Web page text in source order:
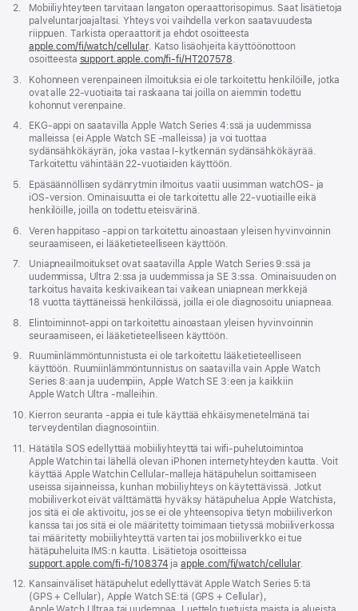
Alaviite
2.
Mobiiliyhteyteen tarvitaan langaton operaattorisopimus. Saat lisätietoja
palveluntarjoajaltasi. Yhteys voi vaihdella verkon saatavuudesta
riippuen. Tarkista operaattorit ja ehdot osoitteesta
apple.com/fi/watch/cellular. Katso lisäohjeita käyttöön­ottoon
osoitteesta support.apple.com/fi-fi/HT207578(Avautuu
ikkunaan)
.
Alaviite
3.
Kohonneen verenpaineen ilmoituksia ei ole tarkoitettu henkilöille, jotka
ovat alle 22-vuotiaita tai raskaana tai joilla on aiemmin todettu
kohonnut verenpaine.
Alaviite
4.
EKG-appi on saatavilla Apple Watch Series 4:ssä ja uudemmissa
malleissa (ei Apple Watch SE -malleissa) ja voi tuottaa
sydänsähkökäyrän, joka vastaa I-kytkennän sydänsähkökäyrää.
Tarkoitettu vähintään 22-vuotiaiden käyttöön.
Alaviite
5.
Epäsäännöllisen sydänrytmin ilmoitus vaatii uusimman watchOS‑ ja
iOS-version. Ominaisuutta ei ole tarkoitettu alle 22-vuotiaille eikä
henkilöille, joilla on todettu eteisvärinä.
Alaviite
6.
Veren happi­taso ‑appi on tarkoitettu ainoastaan yleisen hyvin­voinnin
seuraamiseen, ei lääke­tieteelliseen käyttöön.
Alaviite
7.
Uniapneailmoitukset ovat saatavilla Apple Watch Series 9:ssä ja
uudemmissa, Ultra 2:ssa ja uudemmissa ja SE 3:ssa. Ominaisuuden on
tarkoitus havaita keskivaikean tai vaikean uniapnean merkkejä
18 vuotta täyttäneissä henkilöissä, joilla ei ole diagnosoitu uniapneaa.
Alaviite
8.
Elin­toiminnot-appi on tarkoitettu ainoastaan yleisen hyvinvoinnin
seuraamiseen, ei lääke­tieteelliseen käyttöön.
Alaviite
9.
Ruumiinlämmön­tunnistusta ei ole tarkoitettu lääke­tieteelliseen
käyttöön. Ruumiinlämmön­tunnistus on saatavilla vain Apple Watch
Series 8:aan ja uudempiin, Apple Watch SE 3:een ja kaikkiin
Apple Watch Ultra ‑malleihin.
Alaviite
10. Kierron seuranta ‑appia ei tule käyttää ehkäisy­menetelmänä tai
terveydentilan diagnosointiin.
Alaviite
11.
Hätätila SOS edellyttää mobiiliyhteyttä tai wifi-puhelutoimintoa
Apple Watchin tai lähellä olevan iPhonen internetyhteyden kautta. Voit
käyttää Apple Watchin Cellular-malleja hätäpuhelun soittamiseen
useissa sijainneissa, kunhan mobiiliyhteys on käytettävissä. Jotkut
mobiiliverkot eivät välttämättä hyväksy hätäpuhelua Apple Watchista,
jos sitä ei ole aktivoitu, jos se ei ole yhteensopiva tietyn mobiiliverkon
kanssa tai jos sitä ei ole määritetty toimimaan tietyssä mobiiliverkossa
tai määritetty mobiiliyhteyttä varten tai jos mobiiliverkko ei tue
hätäpuheluita IMS:n kautta. Lisätietoja osoitteissa
support.apple.com/fi-fi/108374 (Avautuu
ikkunaan)
ja apple.com/fi/watch/cellular.
Alaviite
12. Kansainväliset hätäpuhelut edellyttävät Apple Watch Series 5:tä
(GPS + Cellular), Apple Watch SE:tä (GPS + Cellular),